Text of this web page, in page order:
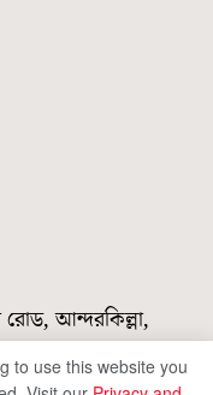
আন্দরকিল্লা,
to use this website you